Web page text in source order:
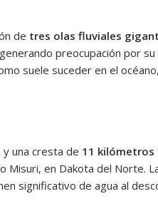
de tres olas fluviales
preocupación por
suele suceder en el
y una cresta de 11 kilómetros
Misuri, en Dakota del Norte.
significativo de agua al